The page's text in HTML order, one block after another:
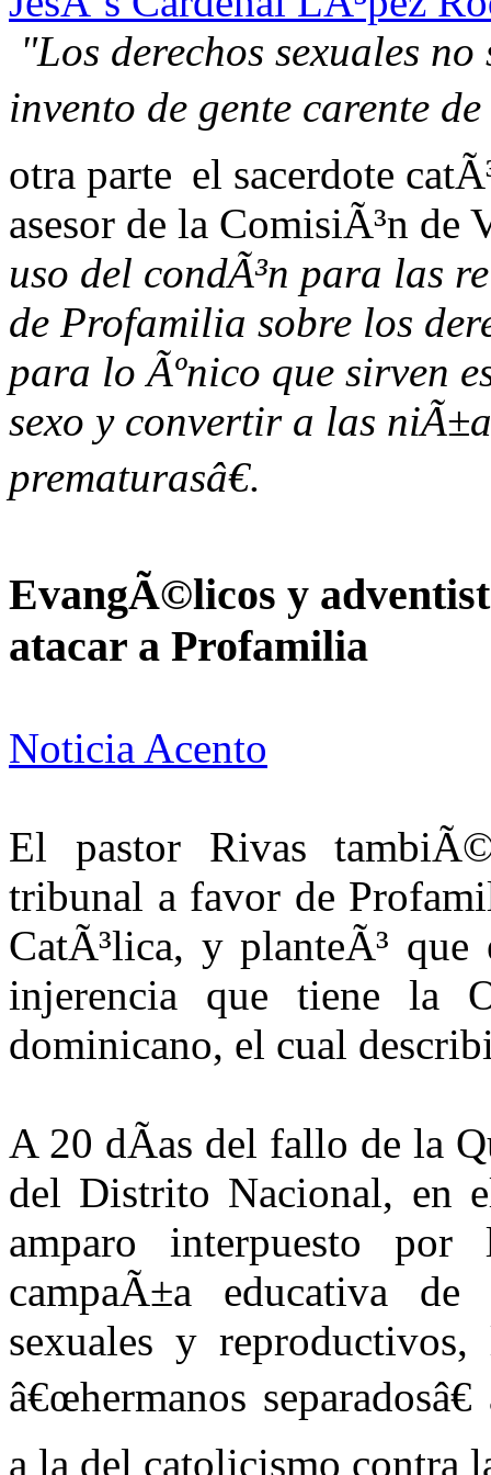
"Los derechos sexuales
invento de gente carente
otra parte el sacerdote
asesor de la ComisiÃ³n de
uso del condÃ³n para las
de Profamilia sobre los
para lo Ãºnico que sirven
sexo y convertir a las
prematurasâ€.
EvangÃ©licos y
atacar a Profamilia
Noticia Acento
El pastor Rivas
tribunal a favor de
CatÃ³lica, y planteÃ³
injerencia que tiene la
dominicano, el cual
A 20 dÃ­as del fallo de la
del Distrito Nacional, en
amparo interpuesto
campaÃ±a educativa
sexuales y
â€œhermanos
a la del catolicismo contra